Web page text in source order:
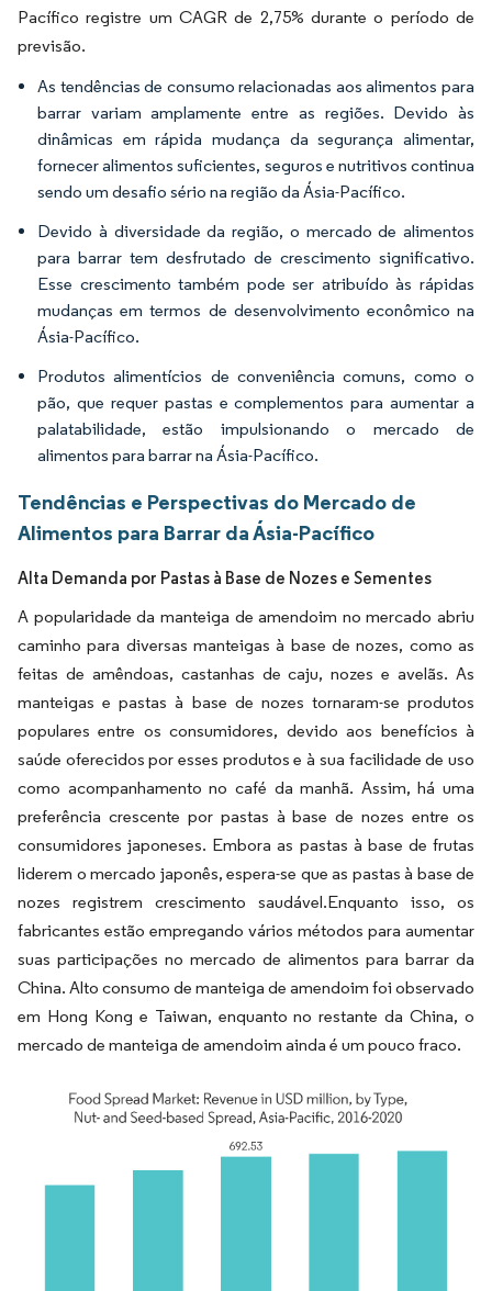
Pacífico registre um CAGR de 2,75% durante o período de
previsão.
As tendências de consumo relacionadas aos alimentos para
barrar variam amplamente entre as regiões. Devido às
dinâmicas em rápida mudança da segurança alimentar,
fornecer alimentos suficientes, seguros e nutritivos continua
sendo um desafio sério na região da Ásia-Pacífico.
Devido à diversidade da região, o mercado de alimentos
para barrar tem desfrutado de crescimento significativo.
Esse crescimento também pode ser atribuído às rápidas
mudanças em termos de desenvolvimento econômico na
Ásia-Pacífico.
Produtos alimentícios de conveniência comuns, como o
pão, que requer pastas e complementos para aumentar a
palatabilidade, estão impulsionando o mercado de
alimentos para barrar na Ásia-Pacífico.
Tendências e Perspectivas do Mercado de
Alimentos para Barrar da Ásia-Pacífico
Alta Demanda por Pastas à Base de Nozes e Sementes
A popularidade da manteiga de amendoim no mercado abriu
caminho para diversas manteigas à base de nozes, como as
feitas de amêndoas, castanhas de caju, nozes e avelãs. As
manteigas e pastas à base de nozes tornaram-se produtos
populares entre os consumidores, devido aos benefícios à
saúde oferecidos por esses produtos e à sua facilidade de uso
como acompanhamento no café da manhã. Assim, há uma
preferência crescente por pastas à base de nozes entre os
consumidores japoneses. Embora as pastas à base de frutas
liderem o mercado japonês, espera-se que as pastas à base de
nozes registrem crescimento saudável.Enquanto isso, os
fabricantes estão empregando vários métodos para aumentar
suas participações no mercado de alimentos para barrar da
China. Alto consumo de manteiga de amendoim foi observado
em Hong Kong e Taiwan, enquanto no restante da China, o
mercado de manteiga de amendoim ainda é um pouco fraco.